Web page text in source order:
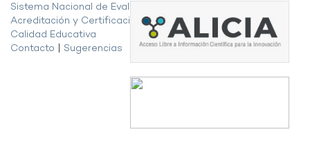
Sistema Nacional de Evaluación,
Acreditación y Certificación de la
Calidad Educativa
Contacto
Sugerencias